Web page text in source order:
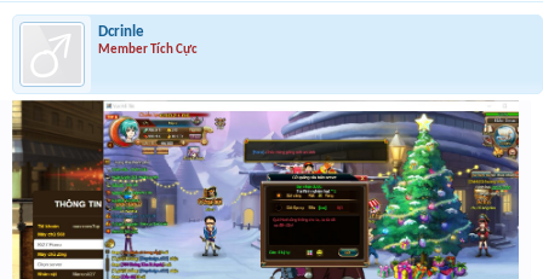
Dcrinle
Member Tích Cực